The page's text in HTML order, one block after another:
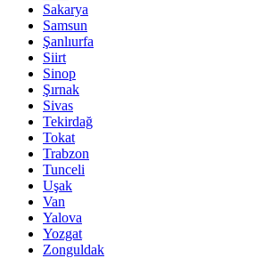
Sakarya
Samsun
Şanlıurfa
Siirt
Sinop
Şırnak
Sivas
Tekirdağ
Tokat
Trabzon
Tunceli
Uşak
Van
Yalova
Yozgat
Zonguldak